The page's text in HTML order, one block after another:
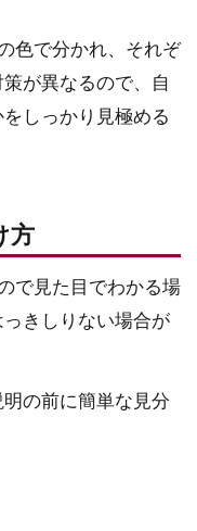
色で分かれ、それぞ
が異なるので、自
しっかり見極める
方
で見た目でわかる場
きしりない場合が
の前に簡単な見分